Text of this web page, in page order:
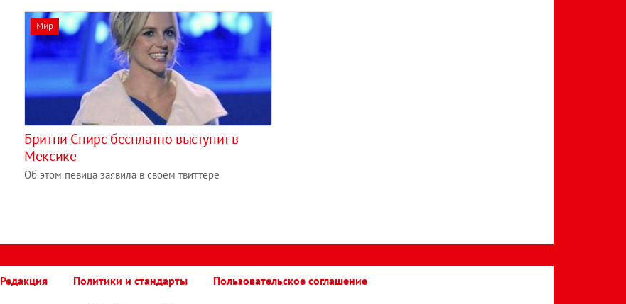
Мир
Бритни Спирс бесплатно выступит в
Мексике
Об этом певица заявила в своем твиттере
Редакция Политики и стандарты Пользовательское соглашение